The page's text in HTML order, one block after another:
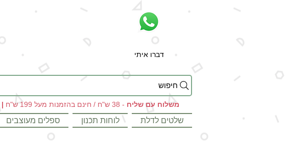
דברו איתי
חיפוש
משלוח עם שליח - 38 ש"ח / חינם בהזמנות מעל 199 ש"ח |
שלטים לדלת לוחות תכנון ספלים מעוצבים